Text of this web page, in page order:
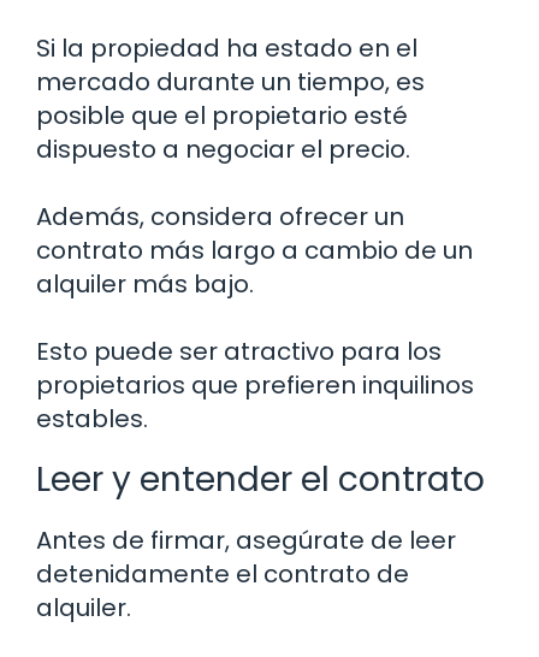
Si la propiedad ha estado en el
mercado durante un tiempo, es
posible que el propietario esté
dispuesto a negociar el precio.
Además, considera ofrecer un
contrato más largo a cambio de un
alquiler más bajo.
Esto puede ser atractivo para los
propietarios que prefieren inquilinos
estables.
Leer y entender el contrato
Antes de firmar, asegúrate de leer
detenidamente el contrato de
alquiler.